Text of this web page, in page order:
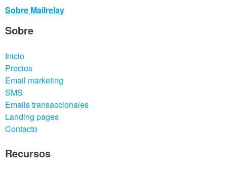
Sobre Mailrelay
Sobre
Inicio
Precios
Email marketing
SMS
Emails transaccionales
Landing pages
Contacto
Recursos